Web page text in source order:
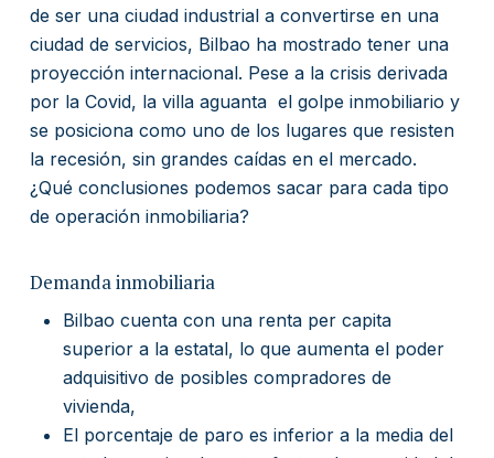
de ser una ciudad industrial a convertirse en una
ciudad de servicios, Bilbao ha mostrado tener una
proyección internacional. Pese a la crisis derivada
por la Covid, la villa aguanta el golpe inmobiliario y
se posiciona como uno de los lugares que resisten
la recesión, sin grandes caídas en el mercado.
¿Qué conclusiones podemos sacar para cada tipo
de operación inmobiliaria?
Demanda inmobiliaria
Bilbao cuenta con una renta per capita
superior a la estatal, lo que aumenta el poder
adquisitivo de posibles compradores de
vivienda,
El porcentaje de paro es inferior a la media del